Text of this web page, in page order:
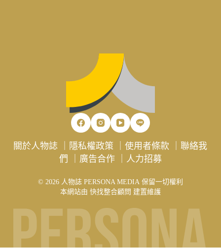
關於人物誌 隱私權政策 ｜使用者條款 ｜聯絡我
們
廣告合作｜ 人力招募
© 2026 人物誌 PERSONA MEDIA 保留一切權利
本網站由 快找整合顧問 建置維護